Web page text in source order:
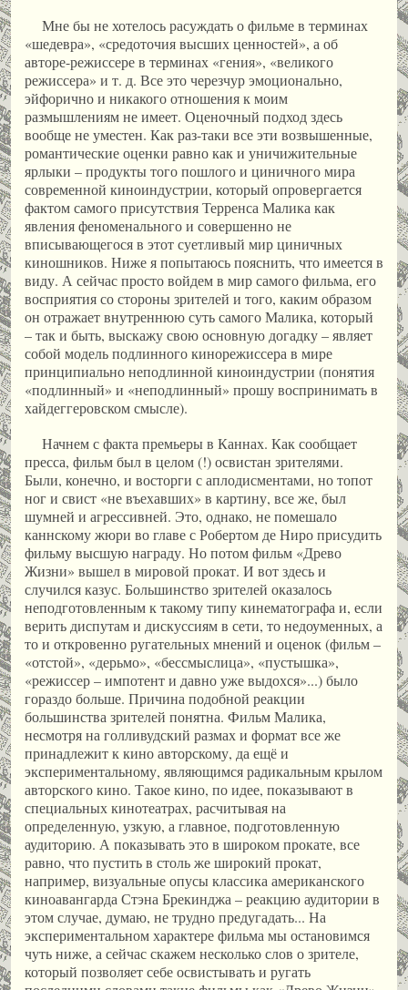
Мне бы не хотелось расуждать о фильме в терминах
«шедевра», «средоточия высших ценностей», а об
авторе-режиссере в терминах «гения», «великого
режиссера» и т. д. Все это черезчур эмоционально,
эйфорично и никакого отношения к моим
размышлениям не имеет. Оценочный подход здесь
вообще не уместен. Как раз-таки все эти возвышенные,
романтические оценки равно как и уничижительные
ярлыки – продукты того пошлого и циничного мира
современной киноиндустрии, который опровергается
фактом самого присутствия Терренса Малика как
явления феноменального и совершенно не
вписывающегося в этот суетливый мир циничных
киношников. Ниже я попытаюсь пояснить, что имеется в
виду. А сейчас просто войдем в мир самого фильма, его
восприятия со стороны зрителей и того, каким образом
он отражает внутреннюю суть самого Малика, который
– так и быть, выскажу свою основную догадку – являет
собой модель подлинного кинорежиссера в мире
принципиально неподлинной киноиндустрии (понятия
«подлинный» и «неподлинный» прошу воспринимать в
хайдеггеровском смысле).
Начнем с факта премьеры в Каннах. Как сообщает
пресса, фильм был в целом (!) освистан зрителями.
Были, конечно, и восторги с аплодисментами, но топот
ног и свист «не въехавших» в картину, все же, был
шумней и агрессивней. Это, однако, не помешало
каннскому жюри во главе с Робертом де Ниро присудить
фильму высшую награду. Но потом фильм «Древо
Жизни» вышел в мировой прокат. И вот здесь и
случился казус. Большинство зрителей оказалось
неподготовленным к такому типу кинематографа и, если
верить диспутам и дискуссиям в сети, то недоуменных, а
то и откровенно ругательных мнений и оценок (фильм –
«отстой», «дерьмо», «бессмыслица», «пустышка»,
«режиссер – импотент и давно уже выдохся»...) было
гораздо больше. Причина подобной реакции
большинства зрителей понятна. Фильм Малика,
несмотря на голливудский размах и формат все же
принадлежит к кино авторскому, да ещё и
экспериментальному, являющимся радикальным крылом
авторского кино. Такое кино, по идее, показывают в
специальных кинотеатрах, расчитывая на
определенную, узкую, а главное, подготовленную
аудиторию. А показывать это в широком прокате, все
равно, что пустить в столь же широкий прокат,
например, визуальные опусы классика американского
киноавангарда Стэна Брекинджа – реакцию аудитории в
этом случае, думаю, не трудно предугадать... На
экспериментальном характере фильма мы остановимся
чуть ниже, а сейчас скажем несколько слов о зрителе,
который позволяет себе освистывать и ругать